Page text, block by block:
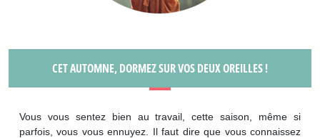
CET AUTOMNE, DORMEZ SUR VOS DEUX OREILLES !
Vous vous sentez bien au travail, cette saison, même si
parfois, vous vous ennuyez. Il faut dire que vous connaissez